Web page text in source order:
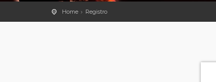
Home Registro